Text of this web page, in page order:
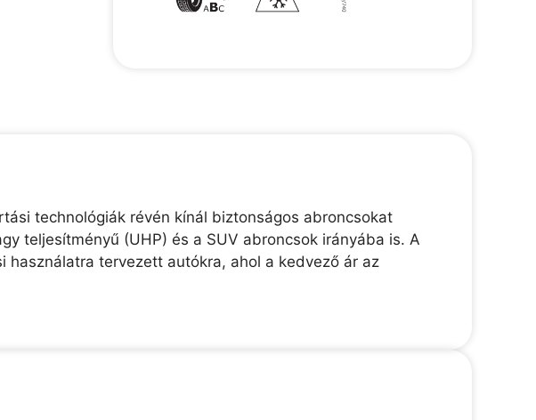
technológiák révén kínál biztonságos abroncsokat
teljesítményű (UHP) és a SUV abroncsok irányába is. A
használatra tervezett autókra, ahol a kedvező ár az